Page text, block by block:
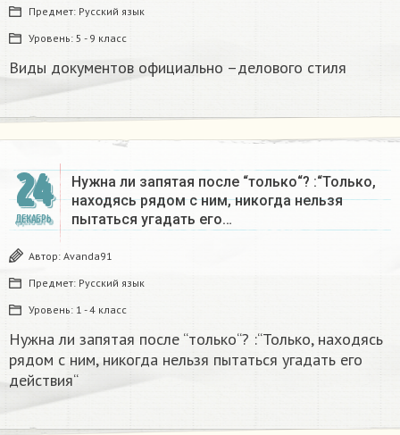
Предмет: Русский язык
Уровень: 5 - 9 класс
Виды документов официально –делового стиля
24
ДЕКАБРЬ
Нужна ли запятая после “только“? :“Только,
находясь рядом с ним, никогда нельзя
пытаться угадать его…
Автор: Avanda91
Предмет: Русский язык
Уровень: 1 - 4 класс
Нужна ли запятая после “только“? :“Только, находясь
рядом с ним, никогда нельзя пытаться угадать его
действия“